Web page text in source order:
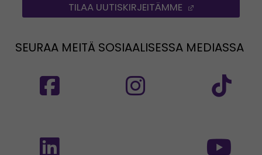
TILAA UUTISKIRJEITÄMME
SEURAA MEITÄ SOSIAALISESSA MEDIASSA